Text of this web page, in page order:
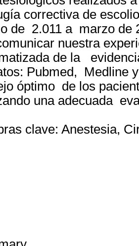
correctiva de
de 2.011 a marzo de
nuestra
de la
Pubmed, Medline
óptimo de los
una adecuada
clave: Anestesia,